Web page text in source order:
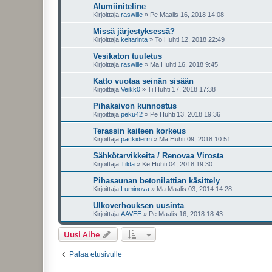
Alumiiniteline
Kirjoittaja raswille » Pe Maalis 16, 2018 14:08
Missä järjestyksessä?
Kirjoittaja keltarinta » To Huhti 12, 2018 22:49
Vesikaton tuuletus
Kirjoittaja raswille » Ma Huhti 16, 2018 9:45
Katto vuotaa seinän sisään
Kirjoittaja Veikk0 » Ti Huhti 17, 2018 17:38
Pihakaivon kunnostus
Kirjoittaja peku42 » Pe Huhti 13, 2018 19:36
Terassin kaiteen korkeus
Kirjoittaja packiderm » Ma Huhti 09, 2018 10:51
Sähkötarvikkeita / Renovaa Virosta
Kirjoittaja Tilda » Ke Huhti 04, 2018 19:30
Pihasaunan betonilattian käsittely
Kirjoittaja Luminova » Ma Maalis 03, 2014 14:28
Ulkoverhouksen uusinta
Kirjoittaja AAVEE » Pe Maalis 16, 2018 18:43
Uusi Aihe
Palaa etusivulle